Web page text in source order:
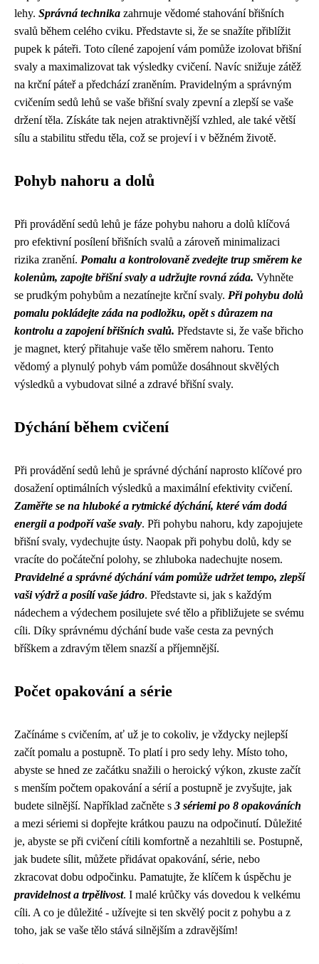
lehy. Správná technika zahrnuje vědomé stahování břišních
svalů během celého cviku. Představte si, že se snažíte přiblížit
pupek k páteři. Toto cílené zapojení vám pomůže izolovat břišní
svaly a maximalizovat tak výsledky cvičení. Navíc snižuje zátěž
na krční páteř a předchází zraněním. Pravidelným a správným
cvičením sedů lehů se vaše břišní svaly zpevní a zlepší se vaše
držení těla. Získáte tak nejen atraktivnější vzhled, ale také větší
sílu a stabilitu středu těla, což se projeví i v běžném životě.
Pohyb nahoru a dolů
Při provádění sedů lehů je fáze pohybu nahoru a dolů klíčová
pro efektivní posílení břišních svalů a zároveň minimalizaci
rizika zranění. Pomalu a kontrolovaně zvedejte trup směrem ke
kolenům, zapojte břišní svaly a udržujte rovná záda. Vyhněte
se prudkým pohybům a nezatínejte krční svaly. Při pohybu dolů
pomalu pokládejte záda na podložku, opět s důrazem na
kontrolu a zapojení břišních svalů. Představte si, že vaše břicho
je magnet, který přitahuje vaše tělo směrem nahoru. Tento
vědomý a plynulý pohyb vám pomůže dosáhnout skvělých
výsledků a vybudovat silné a zdravé břišní svaly.
Dýchání během cvičení
Při provádění sedů lehů je správné dýchání naprosto klíčové pro
dosažení optimálních výsledků a maximální efektivity cvičení.
Zaměřte se na hluboké a rytmické dýchání, které vám dodá
energii a podpoří vaše svaly. Při pohybu nahoru, kdy zapojujete
břišní svaly, vydechujte ústy. Naopak při pohybu dolů, kdy se
vracíte do počáteční polohy, se zhluboka nadechujte nosem.
Pravidelné a správné dýchání vám pomůže udržet tempo, zlepší
vaši výdrž a posílí vaše jádro. Představte si, jak s každým
nádechem a výdechem posilujete své tělo a přibližujete se svému
cíli. Díky správnému dýchání bude vaše cesta za pevných
bříškem a zdravým tělem snazší a příjemnější.
Počet opakování a série
Začínáme s cvičením, ať už je to cokoliv, je vždycky nejlepší
začít pomalu a postupně. To platí i pro sedy lehy. Místo toho,
abyste se hned ze začátku snažili o heroický výkon, zkuste začít
s menším počtem opakování a sérií a postupně je zvyšujte, jak
budete silnější. Například začněte s 3 sériemi po 8 opakováních
a mezi sériemi si dopřejte krátkou pauzu na odpočinutí. Důležité
je, abyste se při cvičení cítili komfortně a nezahltili se. Postupně,
jak budete sílit, můžete přidávat opakování, série, nebo
zkracovat dobu odpočinku. Pamatujte, že klíčem k úspěchu je
pravidelnost a trpělivost. I malé krůčky vás dovedou k velkému
cíli. A co je důležité - užívejte si ten skvělý pocit z pohybu a z
toho, jak se vaše tělo stává silnějším a zdravějším!